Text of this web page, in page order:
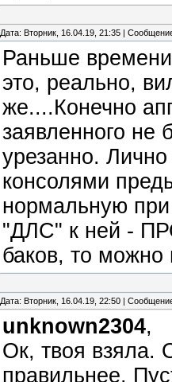
Дата: Вторник, 16.04.19, 21:35 |
Раньше
это, реально,
же....Конечно
заявленного не
урезанно.
консолями
нормальную
"ДЛС" к ней -
баков, то можно
Дата: Вторник, 16.04.19, 22:50 |
unknown2304,
Ок, твоя взяла.
правильнее.